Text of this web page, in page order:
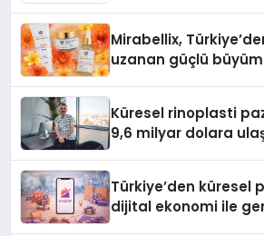
Mirabellix,
uzanan güçlü
Küresel rinoplasti
9,6 milyar dolara
Türkiye’den küresel
dijital ekonomi ile